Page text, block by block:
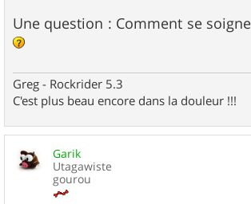
Une question : Comment se
Greg - Rockrider 5.3
C'est plus beau encore dans la douleur !!!
Garik
Utagawiste
gourou